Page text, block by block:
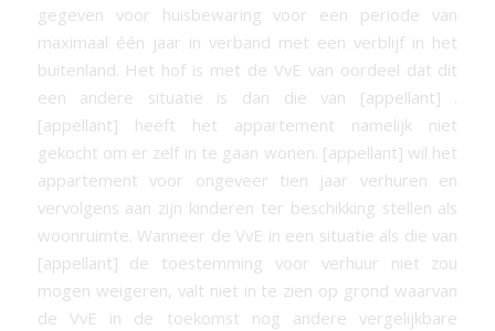
gegeven voor huisbewaring voor een periode van
maximaal één jaar in verband met een verblijf in het
buitenland. Het hof is met de VvE van oordeel dat dit
een andere situatie is dan die van [appellant] .
[appellant] heeft het appartement namelijk niet
gekocht om er zelf in te gaan wonen. [appellant] wil het
appartement voor ongeveer tien jaar verhuren en
vervolgens aan zijn kinderen ter beschikking stellen als
woonruimte. Wanneer de VvE in een situatie als die van
[appellant] de toestemming voor verhuur niet zou
mogen weigeren, valt niet in te zien op grond waarvan
de VvE in de toekomst nog andere vergelijkbare